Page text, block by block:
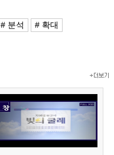
# 분석
# 확대